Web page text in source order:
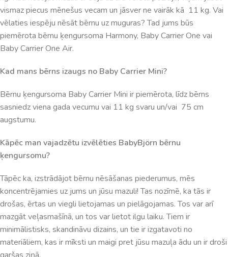
vismaz piecus mēnešus vecam un jāsver ne vairāk kā 11 kg. Vai
vēlaties iespēju nēsāt bērnu uz muguras? Tad jums būs
piemērota bērnu ķengursoma Harmony, Baby Carrier One vai
Baby Carrier One Air.
Kad mans bērns izaugs no Baby Carrier Mini?
Bērnu ķengursoma Baby Carrier Mini ir piemērota, līdz bērns
sasniedz viena gada vecumu vai 11 kg svaru un/vai 75 cm
augstumu.
Kāpēc man vajadzētu izvēlēties BabyBjörn bērnu
ķengursomu?
Tāpēc ka, izstrādājot bērnu nēsāšanas piederumus, mēs
koncentrējamies uz jums un jūsu mazuli! Tas nozīmē, ka tās ir
drošas, ērtas un viegli lietojamas un pielāgojamas. Tos var arī
mazgāt veļasmašīnā, un tos var lietot ilgu laiku. Tiem ir
minimālistisks, skandināvu dizains, un tie ir izgatavoti no
materiāliem, kas ir mīksti un maigi pret jūsu mazuļa ādu un ir droši